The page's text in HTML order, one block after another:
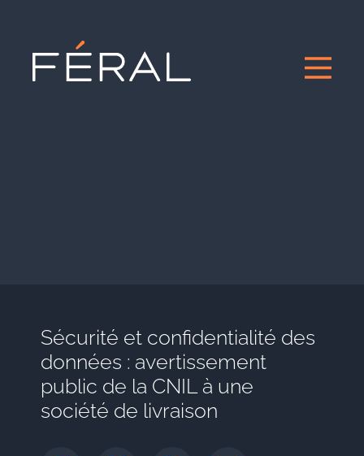
Sécurité et confidentialité des
données : avertissement
public de la CNIL à une
société de livraison